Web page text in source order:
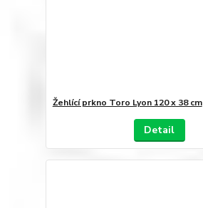
Žehlící prkno Toro Lyon 120 x 38 cm
Detail